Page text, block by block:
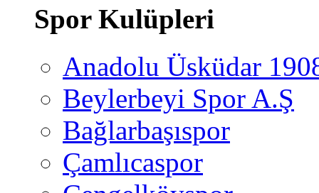
Spor Kulüpleri
Anadolu Üsküdar
Beylerbeyi Spor A.Ş
Bağlarbaşıspor
Çamlıcaspor